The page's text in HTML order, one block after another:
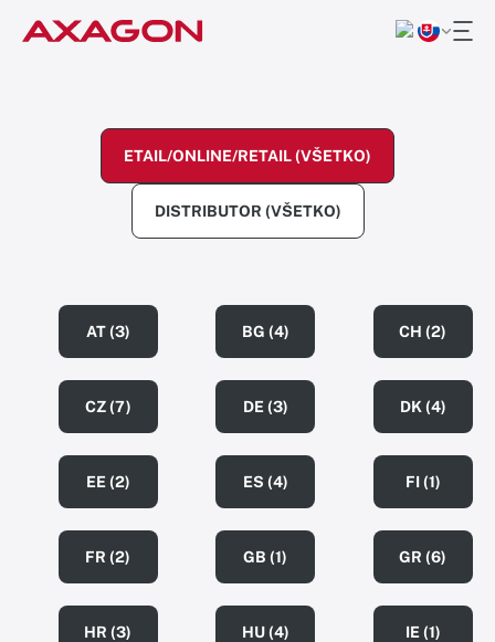
ETAIL/ONLINE/RETAIL (VŠETKO)
DISTRIBUTOR (VŠETKO)
AT (3) BG (4) CH (2)
CZ (7) DE (3) DK (4)
EE (2) ES (4) FI (1)
FR (2) GB (1) GR (6)
HR (3) HU (4) IE (1)